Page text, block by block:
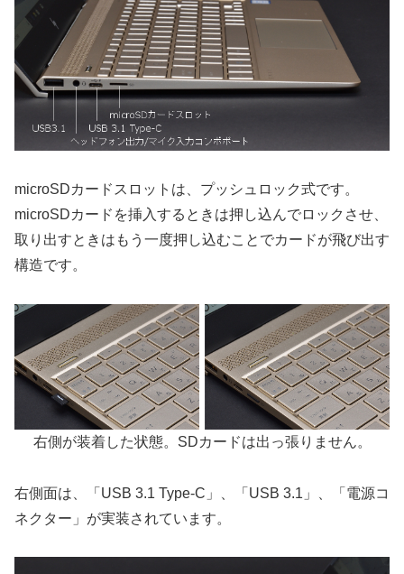
microSDカードスロットは、プッシュロック式です。
microSDカードを挿入するときは押し込んでロックさせ、
取り出すときはもう一度押し込むことでカードが飛び出す
構造です。
右側が装着した状態。SDカードは出っ張りません。
右側面は、「USB 3.1 Type-C」、「USB 3.1」、「電源コ
ネクター」が実装されています。